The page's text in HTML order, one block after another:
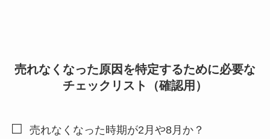
売れなくなった原因を特定するために必要な
チェックリスト（確認用）
☐
売れなくなった時期が2月や8月か？